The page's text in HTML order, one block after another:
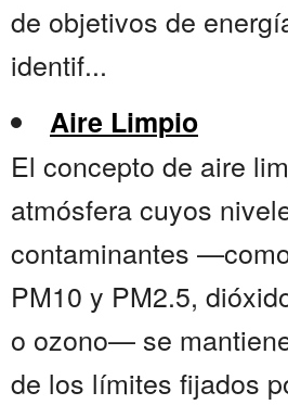
de objetivos de
identif...
Aire Limpio
El concepto de aire
atmósfera cuyos
contaminantes
PM10 y PM2.5,
o ozono— se
de los límites fijados